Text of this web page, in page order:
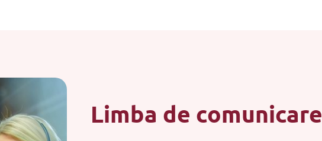
Limba de comunicare